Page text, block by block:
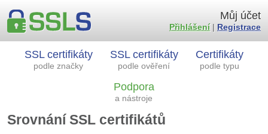
SSL certifikáty
podle značky
SSL certifikáty
podle ověření
Certifikáty
podle typu
Podpora
a nástroje
Můj účet
Přihlášení| Registrace
Srovnání SSL certifikátů